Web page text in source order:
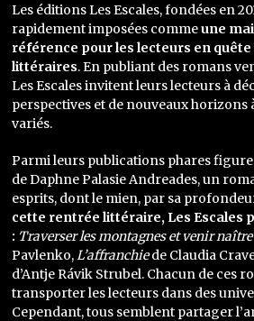
Les éditions Les Escales, fondées en
rapidement imposées commeune
référence pour les lecteurs en quête
littéraires. En publiant des romans
Les Escales invitent leurs lecteurs à
perspectives et de nouveaux horizons
variés.
Parmi leurs publications phares
de Daphne Palasie Andreades, un
esprits, dont le mien, par sa
cette rentrée littéraire, Les Escales
: Traverser les montagnes et venir
Pavlenko,L’affranchiede Claudia
d’Antje Rávik Strubel. Chacun de ces
transporter les lecteurs dans des
Cependant, tous semblent partager